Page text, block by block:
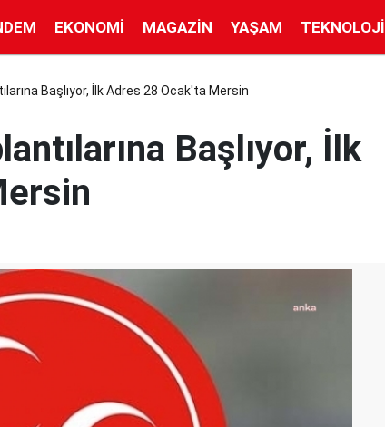
EKONOMI MAGAZIN YAŞAM TEKNOLOJI
Başlıyor, İlk Adres 28 Ocak'ta Mersin
Başlıyor, İlk